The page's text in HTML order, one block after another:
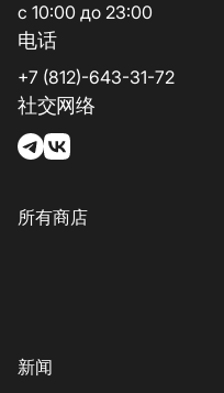
с 10:00 до 23:00
电话
+7 (812)-643-31-72
社交网络
所有商店
鞋子与箱包
coffee-sweets
新闻